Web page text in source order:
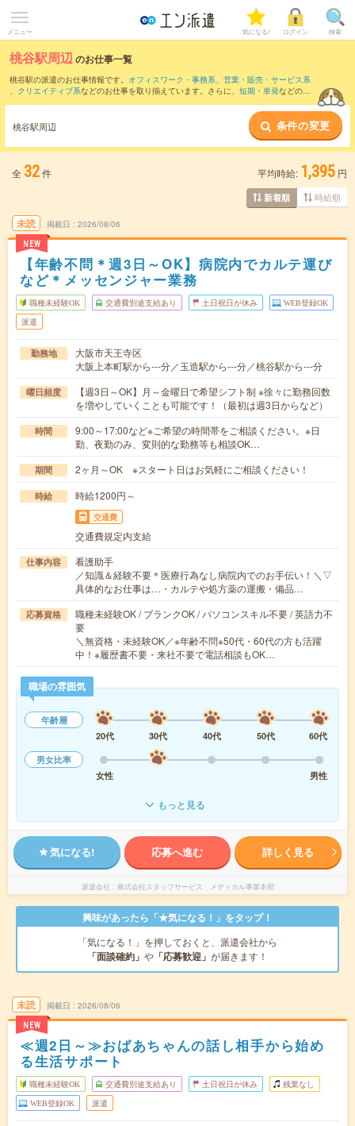
メニュー 気になる! ログイン 検索
桃谷駅周辺のお仕事一覧
桃谷駅の派遣のお仕事情報です。 オフィスワーク・事務系、 営業・販売・サービス系
、 クリエイティブ系などのお仕事を取り揃えています。さらに、 短期 ・ 単発などの期
また、本町駅
など近隣駅のお仕事
もご確認いただけます。
桃谷駅周辺 条件の変更
全 32件 平均時給: 1,395 円
新着順 時給順
未読
NEW
掲載日 2026/08/06
【年齢不問＊週3日～OK】病院内でカルテ運び
など＊メッセンジャー業務
職種未経験OK 交通費別途支給あり 土日祝日が休み WEB登録OK
派遣
勤務地
大阪市天王寺区
大阪上本町駅から---分／玉造駅から---分／桃谷駅から---分
曜日頻度
【週3日～OK】月～金曜日で希望シフト制 ※徐々に勤務回数
を増やしていくことも可能です！（最初は週3日からなど）
時間
9:00～17:00など※ご希望の時間帯をご相談ください。※日
勤、夜勤のみ、変則的な勤務等も相談OK…
期間 2ヶ月～OK ※スタート日はお気軽にご相談ください！
時給 時給1200円～
交通費
交通費規定内支給
仕事内容
看護助手
／知識＆経験不要＊医療行為なし病院内でのお手伝い！＼▽
具体的なお仕事は…・カルテや処方薬の運搬・備品…
応募資格
職種未経験OK / ブランクOK / パソコンスキル不要 / 英語力不
要
＼無資格・未経験OK／※年齢不問※50代・60代の方も活躍
中！※履歴書不要・来社不要で電話相談もOK…
職場の雰囲気
年齢層
20代
30代 40代 50代
60代
男女比率
女性
男性
もっと見る
気になる! 応募へ進む 詳しく見る
派遣会社 株式会社スタッフサービス メディカル事業本部
興味があったら「★気になる！」をタップ！
「気になる！」を押しておくと、派遣会社から
「面談確約」 や 「応募歓迎」 が届きます！
未読
NEW
掲載日 2026/08/06
≪週2日～≫おばあちゃんの話し相手から始め
る生活サポート
職種未経験OK 交通費別途支給あり 土日祝日が休み 残業なし
WEB登録OK 派遣